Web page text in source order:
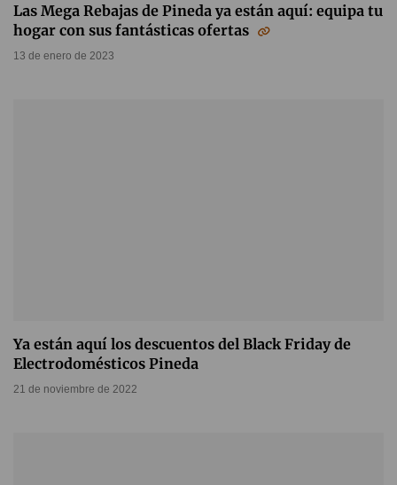
Las Mega Rebajas de Pineda ya están aquí: equipa tu
hogar con sus fantásticas ofertas
13 de enero de 2023
Ya están aquí los descuentos del Black Friday de
Electrodomésticos Pineda
21 de noviembre de 2022